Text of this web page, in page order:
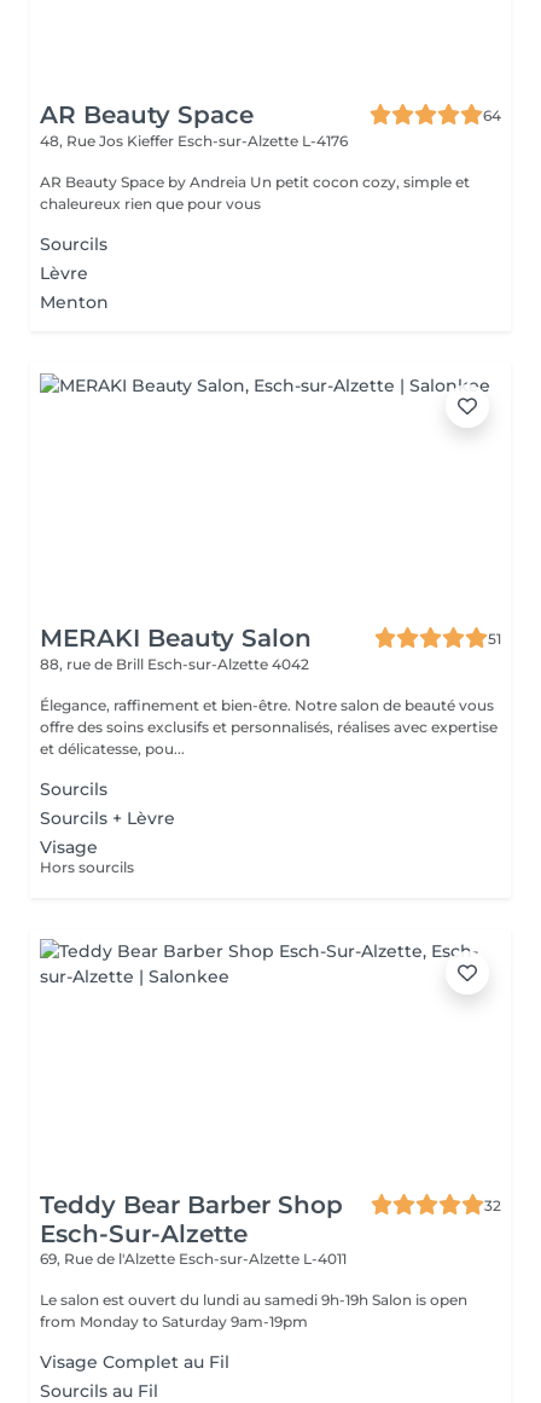
AR Beauty Space
64
48, Rue Jos Kieffer Esch-sur-Alzette L-4176
AR Beauty Space by Andreia Un petit cocon cozy, simple et
chaleureux rien que pour vous
Sourcils
Lèvre
Menton
MERAKI Beauty Salon
51
88, rue de Brill Esch-sur-Alzette 4042
Élegance, raffinement et bien-être. Notre salon de beauté vous
offre des soins exclusifs et personnalisés, réalises avec expertise
et délicatesse, pou...
Sourcils
Sourcils + Lèvre
Visage
Hors sourcils
Teddy Bear Barber Shop
Esch-Sur-Alzette
32
69, Rue de l'Alzette Esch-sur-Alzette L-4011
Le salon est ouvert du lundi au samedi 9h-19h Salon is open
from Monday to Saturday 9am-19pm
Visage Complet au Fil
Sourcils au Fil